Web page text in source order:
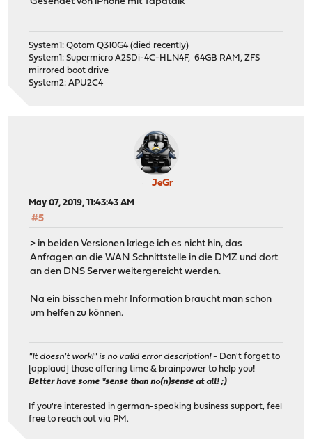
System1: Qotom Q310G4 (died recently)
System1: Supermicro A2SDi-4C-HLN4F, 64GB RAM, ZFS
mirrored boot drive
System2: APU2C4
JeGr
May 07, 2019, 11:43:43 AM
#5
> in beiden Versionen kriege ich es nicht hin, das
Anfragen an die WAN Schnittstelle in die DMZ und dort
an den DNS Server weitergereicht werden.
Na ein bisschen mehr Information braucht man schon
um helfen zu können.
"It doesn't work!" is no valid error description!- Don't forget to
[applaud] those offering time & brainpower to help you!
Better have some *sense than no(n)sense at all! ;)
If you're interested in german-speaking business support, feel
free to reach out via PM.